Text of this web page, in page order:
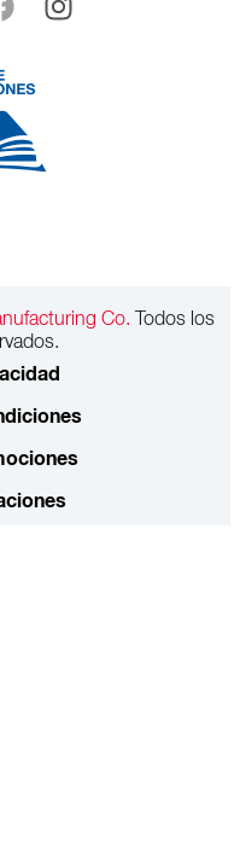
Co. Todos los